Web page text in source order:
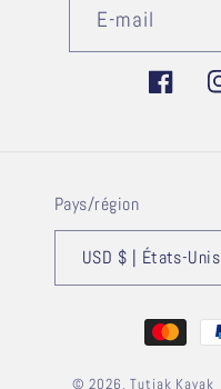
E-mail
Pays/région
USD $ | États-Unis
Moyens
de
© 2026,Tutjak Kayak